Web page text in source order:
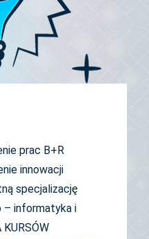
prac B+R
innowacji
specjalizację
– informatyka i